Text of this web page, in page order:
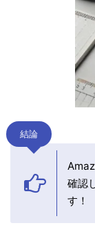
結論
確認
す！